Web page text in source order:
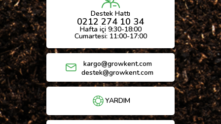
Destek Hattı
0212 274 10 34
Hafta içi 9:30-18:00
Cumartesi: 11:00-17:00
kargo@growkent.com
destek@growkent.com
YARDIM